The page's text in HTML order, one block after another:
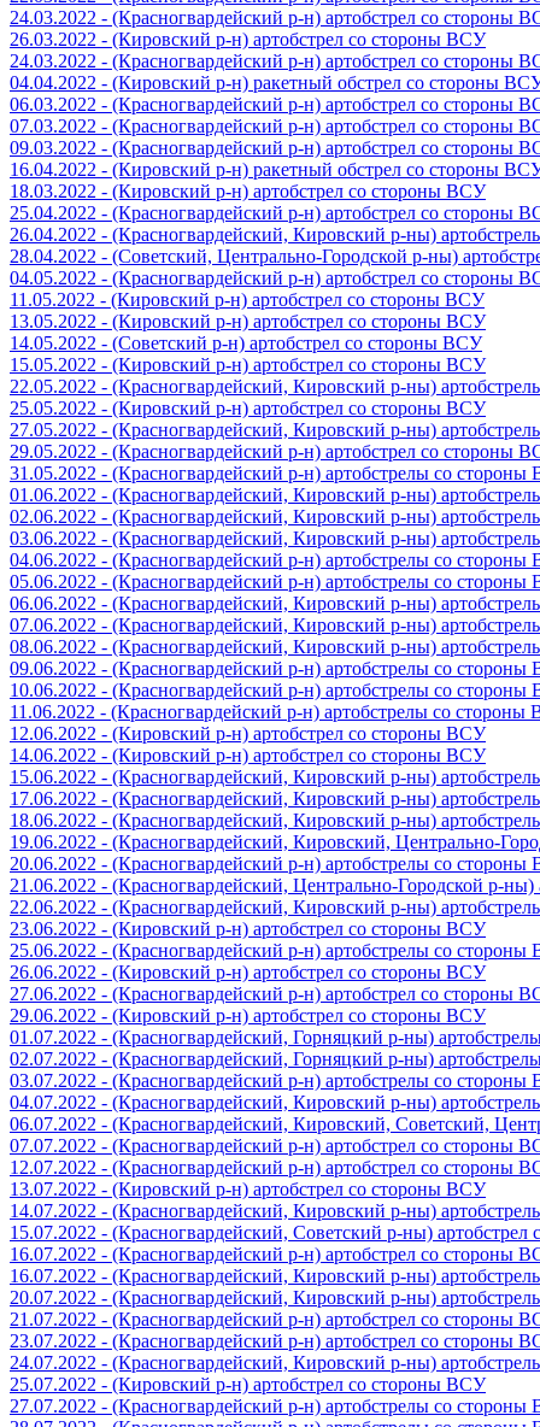
24.03.2022 - (Красногвардейский р-н) артобстрел со стороны
26.03.2022 - (Кировский р-н) артобстрел со стороны ВСУ
24.03.2022 - (Красногвардейский р-н) артобстрел со стороны
04.04.2022 - (Кировский р-н) ракетный обстрел со стороны
06.03.2022 - (Красногвардейский р-н) артобстрел со стороны
07.03.2022 - (Красногвардейский р-н) артобстрел со стороны
09.03.2022 - (Красногвардейский р-н) артобстрел со стороны
16.04.2022 - (Кировский р-н) ракетный обстрел со стороны
18.03.2022 - (Кировский р-н) артобстрел со стороны ВСУ
25.04.2022 - (Красногвардейский р-н) артобстрел со стороны
26.04.2022 - (Красногвардейский, Кировский р-ны)
28.04.2022 - (Советский, Центрально-Городской р-ны)
04.05.2022 - (Красногвардейский р-н) артобстрел со стороны
11.05.2022 - (Кировский р-н) артобстрел со стороны ВСУ
13.05.2022 - (Кировский р-н) артобстрел со стороны ВСУ
14.05.2022 - (Советский р-н) артобстрел со стороны ВСУ
15.05.2022 - (Кировский р-н) артобстрел со стороны ВСУ
22.05.2022 - (Красногвардейский, Кировский р-ны)
25.05.2022 - (Кировский р-н) артобстрел со стороны ВСУ
27.05.2022 - (Красногвардейский, Кировский р-ны)
29.05.2022 - (Красногвардейский р-н) артобстрел со стороны
31.05.2022 - (Красногвардейский р-н) артобстрелы со
01.06.2022 - (Красногвардейский, Кировский р-ны)
02.06.2022 - (Красногвардейский, Кировский р-ны)
03.06.2022 - (Красногвардейский, Кировский р-ны)
04.06.2022 - (Красногвардейский р-н) артобстрелы со
05.06.2022 - (Красногвардейский р-н) артобстрелы со
06.06.2022 - (Красногвардейский, Кировский р-ны)
07.06.2022 - (Красногвардейский, Кировский р-ны)
08.06.2022 - (Красногвардейский, Кировский р-ны)
09.06.2022 - (Красногвардейский р-н) артобстрелы со
10.06.2022 - (Красногвардейский р-н) артобстрелы со
11.06.2022 - (Красногвардейский р-н) артобстрелы со стороны
12.06.2022 - (Кировский р-н) артобстрел со стороны ВСУ
14.06.2022 - (Кировский р-н) артобстрел со стороны ВСУ
15.06.2022 - (Красногвардейский, Кировский р-ны)
17.06.2022 - (Красногвардейский, Кировский р-ны)
18.06.2022 - (Красногвардейский, Кировский р-ны)
19.06.2022 - (Красногвардейский, Кировский, Центрально-
20.06.2022 - (Красногвардейский р-н) артобстрелы со
21.06.2022 - (Красногвардейский, Центрально-Городской р-
22.06.2022 - (Красногвардейский, Кировский р-ны)
23.06.2022 - (Кировский р-н) артобстрел со стороны ВСУ
25.06.2022 - (Красногвардейский р-н) артобстрелы со
26.06.2022 - (Кировский р-н) артобстрел со стороны ВСУ
27.06.2022 - (Красногвардейский р-н) артобстрел со стороны
29.06.2022 - (Кировский р-н) артобстрел со стороны ВСУ
01.07.2022 - (Красногвардейский, Горняцкий р-ны)
02.07.2022 - (Красногвардейский, Горняцкий р-ны)
03.07.2022 - (Красногвардейский р-н) артобстрелы со
04.07.2022 - (Красногвардейский, Кировский р-ны)
06.07.2022 - (Красногвардейский, Кировский, Советский,
07.07.2022 - (Красногвардейский р-н) артобстрел со стороны
12.07.2022 - (Красногвардейский р-н) артобстрел со стороны
13.07.2022 - (Кировский р-н) артобстрел со стороны ВСУ
14.07.2022 - (Красногвардейский, Кировский р-ны)
15.07.2022 - (Красногвардейский, Советский р-ны)
16.07.2022 - (Красногвардейский р-н) артобстрел со стороны
16.07.2022 - (Красногвардейский, Кировский р-ны)
20.07.2022 - (Красногвардейский, Кировский р-ны)
21.07.2022 - (Красногвардейский р-н) артобстрел со стороны
23.07.2022 - (Красногвардейский р-н) артобстрел со стороны
24.07.2022 - (Красногвардейский, Кировский р-ны)
25.07.2022 - (Кировский р-н) артобстрел со стороны ВСУ
27.07.2022 - (Красногвардейский р-н) артобстрелы со